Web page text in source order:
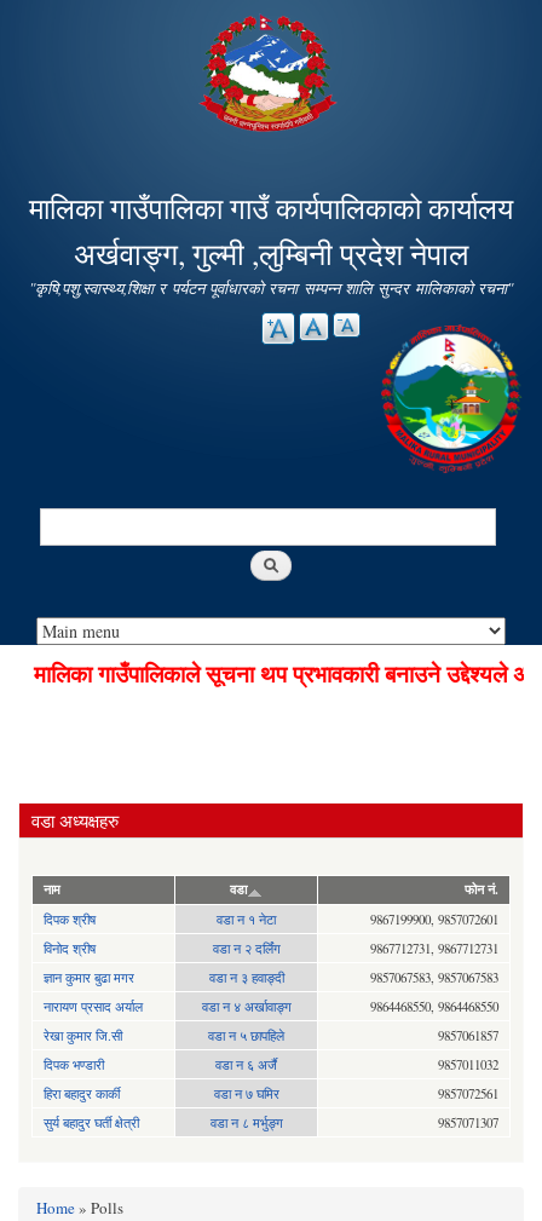
main
content
मालिका गाउँपालिका गाउँ कार्यपालिकाको कार्यालय
अर्खवाङ्ग, गुल्मी ,लुम्बिनी प्रदेश नेपाल
"कृषि,पशु,स्वास्थ्य,शिक्षा र पर्यटन पूर्वाधारको रचना सम्पन्न शालि सुन्दर मालिकाको रचना"
Search
मालिका गाउँपालिकाले सूचना थप प्रभावकारी बनाउने उद्देश्यले
वडा अध्यक्षहरु
नाम वडा फोन नं.
दिपक श्रीष वडा न १ नेटा
9867199900, 9857072601
विनोद श्रीष
वडा न २ दर्लिंग
9867712731, 9867712731
ज्ञान कुमार बुढा मगर
वडा न ३ हवाङ्दी
9857067583, 9857067583
नारायण प्रसाद अर्याल
वडा न‍ ४ अर्खावाङ्ग
9864468550, 9864468550
रेखा कुमार जि.सी
वडा न ५ छापहिले
9857061857
दिपक भण्डारी
वडा न ६ अर्जै
9857011032
हिरा बहादुर कार्की
वडा न ७ घमिर
9857072561
सुर्य बहादुर घर्ती क्षेत्री
वडा न ८ मर्भुङ्ग 9857071307
Home» Polls